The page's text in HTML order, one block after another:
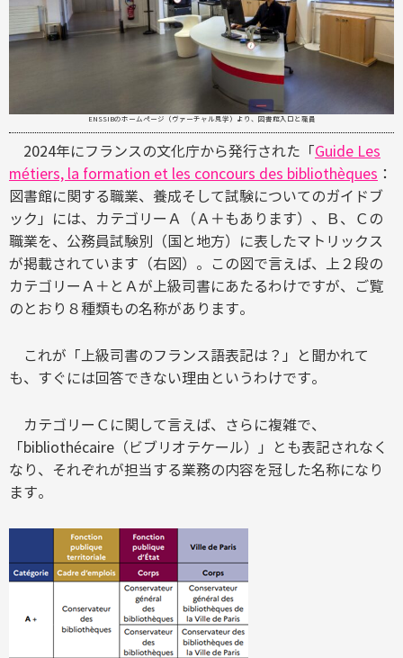
ENSSIBのホームページ（ヴァーチャル見学）より、図書館入口と職員
2024年にフランスの文化庁から発行された「Guide Les
métiers, la formation et les concours des bibliothèques ：
図書館に関する職業、養成そして試験についてのガイドブ
ック」には、カテゴリーＡ（Ａ＋もあります）、Ｂ、Ｃの
職業を、公務員試験別（国と地方）に表したマトリックス
が掲載されています（右図）。この図で言えば、上２段の
カテゴリーＡ＋とＡが上級司書にあたるわけですが、ご覧
のとおり８種類もの名称があります。
これが「上級司書のフランス語表記は？」と聞かれて
も、すぐには回答できない理由というわけです。
カテゴリーＣに関して言えば、さらに複雑で、
「bibliothécaire（ビブリオテケール）」とも表記されなく
なり、それぞれが担当する業務の内容を冠した名称になり
ます。